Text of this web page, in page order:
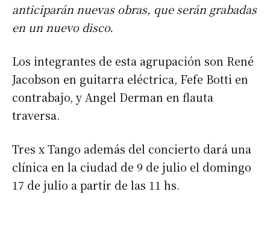
anticiparán nuevas obras, que serán grabadas
en un nuevo disco.
Los integrantes de esta agrupación son René
Jacobson en guitarra eléctrica, Fefe Botti en
contrabajo, y Angel Derman en flauta
traversa.
Tres x Tango además del concierto dará una
clínica en la ciudad de 9 de julio el domingo
17 de julio a partir de las 11 hs.